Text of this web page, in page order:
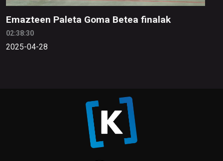
Emazteen Paleta Goma Betea finalak
02:38:30
2025-04-28